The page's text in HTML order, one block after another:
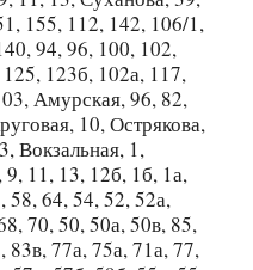
155, 112, 142, 106/1,
94, 96, 100, 102,
123б, 102а, 117,
Амурская, 96, 82,
10, Острякова,
Вокзальная, 1,
9, 11, 13, 12б, 1б, 1а,
58, 64, 54, 52, 52а,
70, 50, 50а, 50в, 85,
83в, 77а, 75а, 71а, 77,